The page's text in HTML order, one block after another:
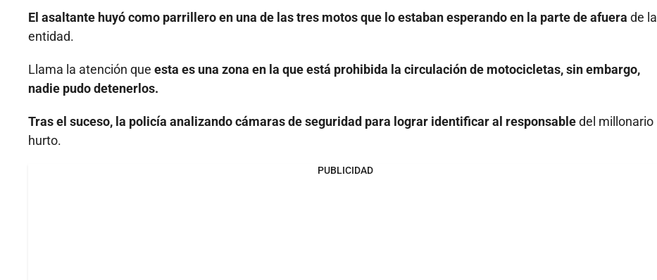
El asaltante huyó como parrillero en una de las tres motos que lo estaban esperando en la parte de afuera de la
entidad.
Llama la atención que esta es una zona en la que está prohibida la circulación de motocicletas, sin embargo,
nadie pudo detenerlos.
Tras el suceso, la policía analizando cámaras de seguridad para lograr identificar al responsabledel millonario
hurto.
PUBLICIDAD